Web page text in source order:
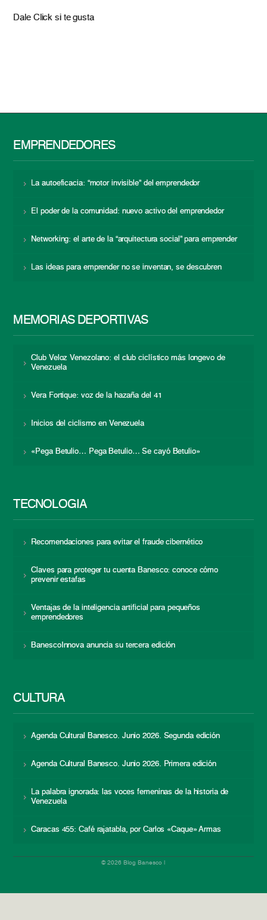
Dale Click si te gusta
EMPRENDEDORES
La autoeficacia: “motor invisible” del emprendedor
El poder de la comunidad: nuevo activo del emprendedor
Networking: el arte de la “arquitectura social” para emprender
Las ideas para emprender no se inventan, se descubren
MEMORIAS DEPORTIVAS
Club Veloz Venezolano: el club ciclístico más longevo de
Venezuela
Vera Fortique: voz de la hazaña del 41
Inicios del ciclismo en Venezuela
«Pega Betulio… Pega Betulio… Se cayó Betulio»
TECNOLOGÍA
Recomendaciones para evitar el fraude cibernético
Claves para proteger tu cuenta Banesco: conoce cómo
prevenir estafas
Ventajas de la inteligencia artificial para pequeños
emprendedores
BanescoInnova anuncia su tercera edición
CULTURA
Agenda Cultural Banesco. Junio 2026. Segunda edición
Agenda Cultural Banesco. Junio 2026. Primera edición
La palabra ignorada: las voces femeninas de la historia de
Venezuela
Caracas 455: Café rajatabla, por Carlos «Caque» Armas
© 2026 Blog Banesco |